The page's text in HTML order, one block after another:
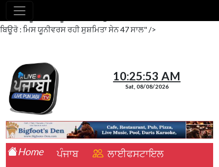
ਲਾਈਵ ਪੰਜਾਬੀ ਬਿਊਰੋ : ਮਿਸ ਯੂਨੀਵਰਸ ਰਹੀ ਸੁਸ਼ਮਿਤਾ ਸੇਨ 47 ਸਾਲ"/>
ਪੰਜਾਬੀ ਬਿਊਰੋ : ਮਿਸ ਯੂਨੀਵਰਸ ਰਹੀ ਸੁਸ਼ਮਿਤਾ ਸੇਨ 47 ਸਾਲ ">
ਬਿਊਰੋ : ਮਿਸ ਯੂਨੀਵਰਸ ਰਹੀ ਸੁਸ਼ਮਿਤਾ ਸੇਨ 47 ਸਾਲ" />
10:25:54 AM
Sat, 08/08/2026
Home ਪੰਜਾਬ
ਲਾਈਫਸਟਾਇਲ